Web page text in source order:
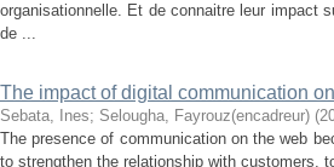
organisationnelle. Et de connaitre leur impact
de ...
The impact of digital communication
Sebata, Ines; Selougha, Fayrouz(encadreur) (
The presence of communication on the web
to strengthen the relationship with customers,